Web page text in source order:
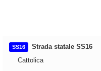
SS16
Strada statale SS16
Cattolica